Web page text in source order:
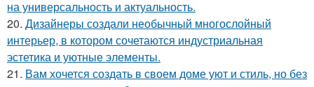
на универсальность и актуальность.
20. Дизайнеры создали необычный многослойный
интерьер, в котором сочетаются индустриальная
эстетика и уютные элементы.
21. Вам хочется создать в своем доме уют и стиль, но без